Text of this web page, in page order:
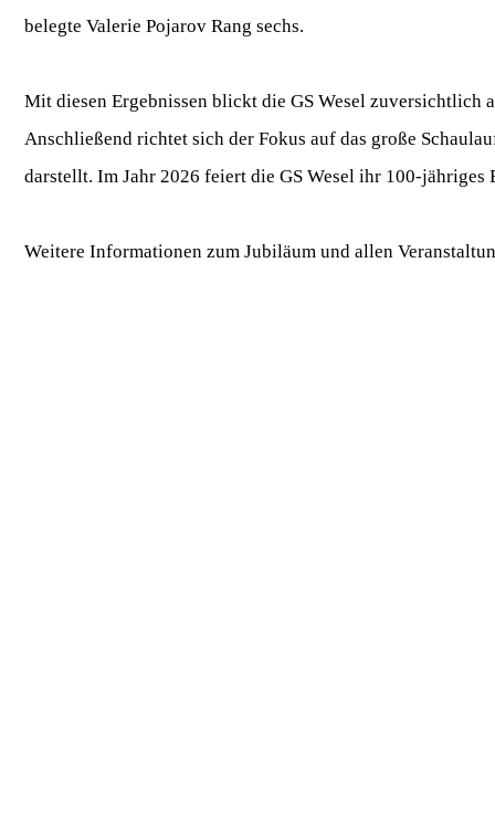
belegte Valerie Pojarov Rang sechs.
Mit diesen Ergebnissen blickt die GS Wesel zuversichtlich
Anschließend richtet sich der Fokus auf das große
darstellt. Im Jahr 2026 feiert die GS Wesel ihr 100-jähriges
Weitere Informationen zum Jubiläum und allen